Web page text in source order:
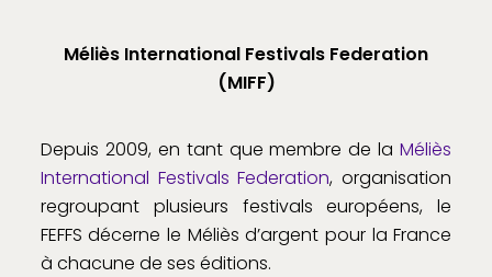
Méliès International Festivals Federation
(MIFF)
Depuis 2009, en tant que membre de laMéliès
International Festivals Federation, organisation
regroupant plusieurs festivals européens, le
FEFFS décerne le Méliès d’argent pour la France
à chacune de ses éditions.